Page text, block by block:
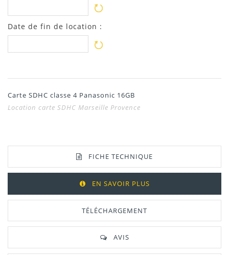
Date de fin de location :
Carte SDHC classe 4 Panasonic 16GB
Location carte SDHC Marseille Provence
FICHE TECHNIQUE
EN SAVOIR PLUS
TÉLÉCHARGEMENT
AVIS